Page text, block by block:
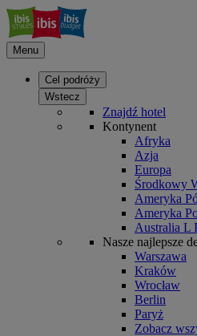
Menu
Cel podróży
Wstecz
Znajdź hotel
Kontynent
Afryka
Azja
Europa
Środkowy
Ameryka
Ameryka
Australia L
Nasze najlepsze
Warszawa
Kraków
Wrocław
Berlin
Paryż
Zobacz